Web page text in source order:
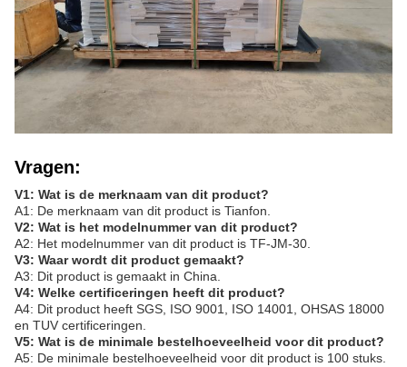
Vragen:
V1: Wat is de merknaam van dit product?
A1: De merknaam van dit product is Tianfon.
V2: Wat is het modelnummer van dit product?
A2: Het modelnummer van dit product is TF-JM-30.
V3: Waar wordt dit product gemaakt?
A3: Dit product is gemaakt in China.
V4: Welke certificeringen heeft dit product?
A4: Dit product heeft SGS, ISO 9001, ISO 14001, OHSAS 18000
en TUV certificeringen.
V5: Wat is de minimale bestelhoeveelheid voor dit product?
A5: De minimale bestelhoeveelheid voor dit product is 100 stuks.